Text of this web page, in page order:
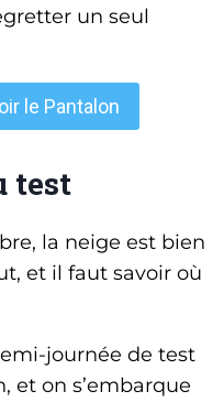
un seul
le Pantalon
test
la neige est bien
et il faut savoir où
journée de test
et on s’embarque